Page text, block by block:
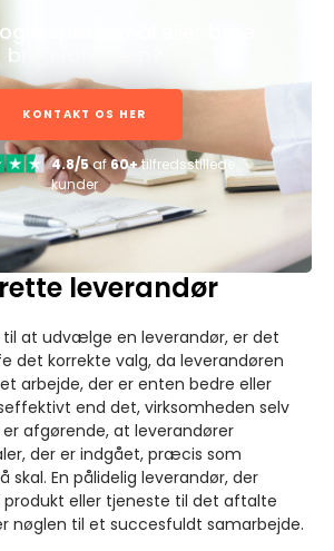
spørgsmål eller bare
brug for hjælp?
KONTAKT OS HER
4.8/5af60+tilfredsstillede
kunder
leverandør
at udvælge en leverandør, er det
korrekte valg, da leverandøren
arbejde, der er enten bedre eller
end det, virksomheden selv
afgørende, at leverandører
der er indgået, præcis som
skal. En pålidelig leverandør, der
eller tjeneste til det aftalte
nøglen til et succesfuldt samarbejde.